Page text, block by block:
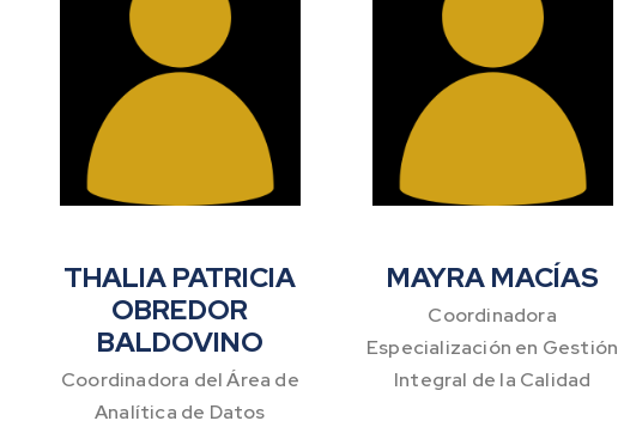
THALIA PATRICIA
OBREDOR
BALDOVINO
Coordinadora del Área de
Analítica de Datos
MAYRA MACÍAS
Coordinadora
Especialización en Gestión
Integral de la Calidad